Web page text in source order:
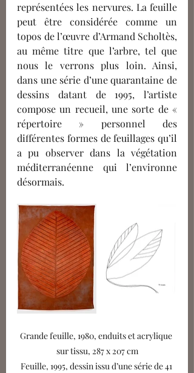
représentées les nervures. La feuille
peut être considérée comme un
topos de l’œuvre d’Armand Scholtès,
au même titre que l’arbre, tel que
nous le verrons plus loin. Ainsi,
dans une série d’une quarantaine de
dessins datant de 1995, l’artiste
compose un recueil, une sorte de «
répertoire » personnel des
différentes formes de feuillages qu’il
a pu observer dans la végétation
méditerranéenne qui l’environne
désormais.
Grande feuille, 1980, enduits et acrylique
sur tissu, 287 x 207 cm
Feuille, 1995, dessin issu d’une série de 41